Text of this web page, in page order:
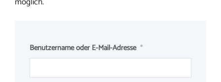
Benutzername oder E-Mail-Adresse *